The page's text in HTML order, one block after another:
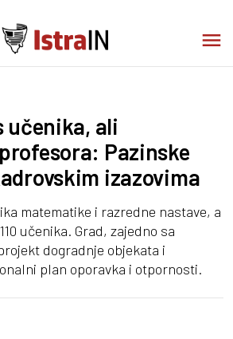
učenika, ali
Pazinske
izazovima
matematike i razredne nastave, a
učenika. Grad, zajedno sa
dogradnje objekata i
plan oporavka i otpornosti.